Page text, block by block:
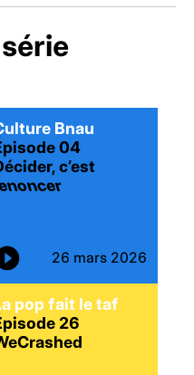
Bnau
04
c’est
26 mars 2026
pop fait le taf
26